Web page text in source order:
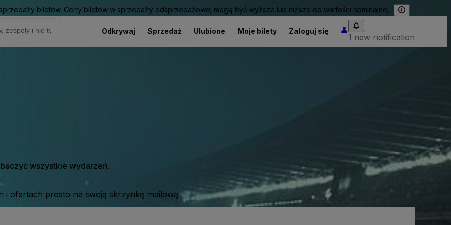
biletów. Ceny biletów w sprzedaży odsprzedażowej mogą być wyższe lub niższe od wartości nominalnej.
Odkrywaj Sprzedaż Ulubione Moje bilety Zaloguj się
1 new notification
wszystkie wydarzeń.
ofertach prosto na swoją skrzynkę mailową